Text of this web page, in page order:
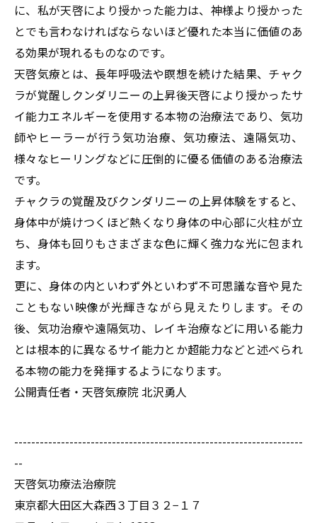
に、私が天啓により授かった能力は、神様より授かった
とでも言わなければならないほど優れた本当に価値のあ
る効果が現れるものなのです。
天啓気療とは、長年呼吸法や瞑想を続けた結果、チャク
ラが覚醒しクンダリニーの上昇後天啓により授かったサ
イ能力エネルギーを使用する本物の治療法であり、気功
師やヒーラーが行う気功治療、気功療法、遠隔気功、
様々なヒーリングなどに圧倒的に優る価値のある治療法
です。
チャクラの覚醒及びクンダリニーの上昇体験をすると、
身体中が焼けつくほど熱くなり身体の中心部に火柱が立
ち、身体も回りもさまざまな色に輝く強力な光に包まれ
ます。
更に、身体の内といわず外といわず不可思議な音や見た
こともない映像が光輝きながら見えたりします。その
後、気功治療や遠隔気功、レイキ治療などに用いる能力
とは根本的に異なるサイ能力とか超能力などと述べられ
る本物の能力を発揮するようになります。
公開責任者・天啓気療院 北沢勇人
--------------------------------------------------------------------
--
天啓気功療法治療院
東京都大田区大森西３丁目３２−１７